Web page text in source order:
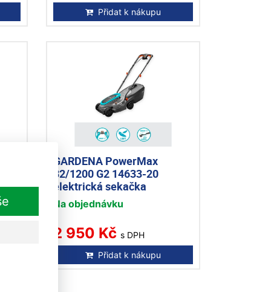
Přidat k nákupu
GARDENA PowerMax
32/1200 G2 14633-20
elektrická sekačka
Na objednávku
2 950 Kč s DPH
Přidat k nákupu